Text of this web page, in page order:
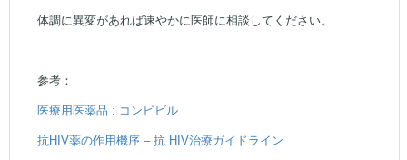
体調に異変があれば速やかに医師に相談してください。
参考：
医療用医薬品 : コンビビル
抗HIV薬の作用機序 – 抗 HIV治療ガイドライン